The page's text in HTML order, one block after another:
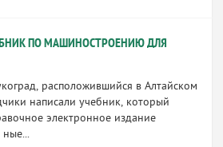
ПО МАШИНОСТРОЕНИЮ ДЛЯ
расположившийся в Алтайском
написали учебник, который
электронное издание